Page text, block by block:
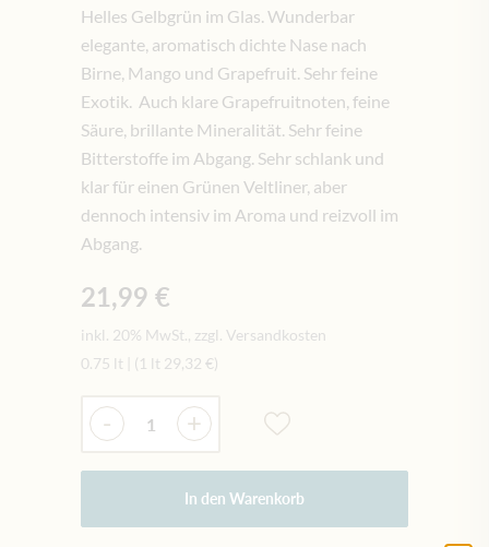
Helles Gelbgrün im Glas. Wunderbar
elegante, aromatisch dichte Nase nach
Birne, Mango und Grapefruit. Sehr feine
Exotik. Auch klare Grapefruitnoten, feine
Säure, brillante Mineralität. Sehr feine
Bitterstoffe im Abgang. Sehr schlank und
klar für einen Grünen Veltliner, aber
dennoch intensiv im Aroma und reizvoll im
Abgang.
21,99 €
inkl. 20% MwSt., zzgl. Versandkosten
0.75 lt
(1 lt 29,32 €)
Menge
- +
In den Warenkorb